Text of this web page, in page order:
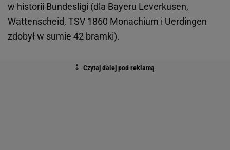
w historii Bundesligi (dla Bayeru Leverkusen,
Wattenscheid, TSV 1860 Monachium i Uerdingen
zdobył w sumie 42 bramki).